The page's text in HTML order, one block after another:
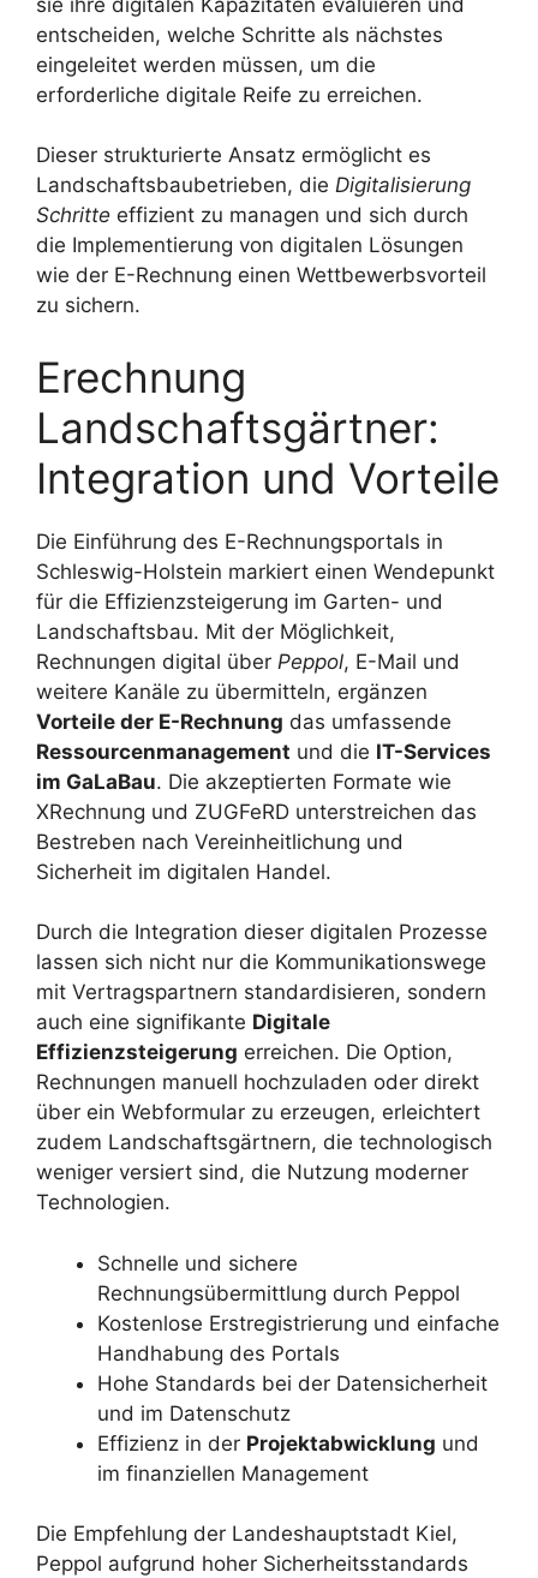
entscheiden, welche Schritte als nächstes
eingeleitet werden müssen, um die
erforderliche digitale Reife zu erreichen.
Dieser strukturierte Ansatz ermöglicht es
Landschaftsbaubetrieben, die Digitalisierung
Schritte effizient zu managen und sich durch
die Implementierung von digitalen Lösungen
wie der E-Rechnung einen Wettbewerbsvorteil
zu sichern.
Erechnung
Landschaftsgärtner:
Integration und Vorteile
Die Einführung des E-Rechnungsportals in
Schleswig-Holstein markiert einen Wendepunkt
für die Effizienzsteigerung im Garten- und
Landschaftsbau. Mit der Möglichkeit,
Rechnungen digital über Peppol, E-Mail und
weitere Kanäle zu übermitteln, ergänzen
Vorteile der E-Rechnung das umfassende
Ressourcenmanagement und die IT-Services
im GaLaBau. Die akzeptierten Formate wie
XRechnung und ZUGFeRD unterstreichen das
Bestreben nach Vereinheitlichung und
Sicherheit im digitalen Handel.
Durch die Integration dieser digitalen Prozesse
lassen sich nicht nur die Kommunikationswege
mit Vertragspartnern standardisieren, sondern
auch eine signifikante Digitale
Effizienzsteigerung erreichen. Die Option,
Rechnungen manuell hochzuladen oder direkt
über ein Webformular zu erzeugen, erleichtert
zudem Landschaftsgärtnern, die technologisch
weniger versiert sind, die Nutzung moderner
Technologien.
Schnelle und sichere
Rechnungsübermittlung durch Peppol
Kostenlose Erstregistrierung und einfache
Handhabung des Portals
Hohe Standards bei der Datensicherheit
und im Datenschutz
Effizienz in der Projektabwicklung und
im finanziellen Management
Die Empfehlung der Landeshauptstadt Kiel,
Peppol aufgrund hoher Sicherheitsstandards